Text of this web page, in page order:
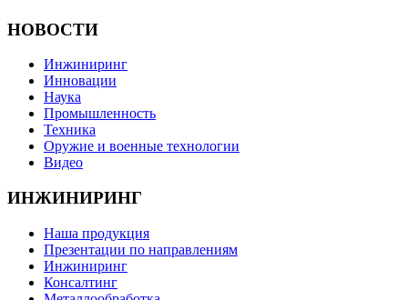
НОВОСТИ
Инжиниринг
Инновации
Наука
Промышленность
Техника
Оружие и военные технологии
Видео
ИНЖИНИРИНГ
Наша продукция
Презентации по направлениям
Инжиниринг
Консалтинг